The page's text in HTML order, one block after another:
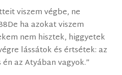
viszem végbe, ne
ha azokat viszem
nem hisztek, higgyetek
lássátok és értsétek: az
az Atyában vagyok.”